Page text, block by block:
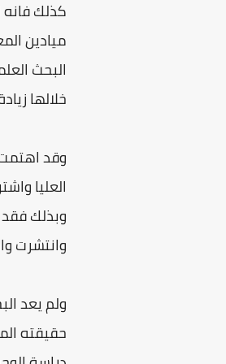
كذلك فانه
ميادين
البحث
خلالها
وقد
العليا
وبذلك
وانتشرت
ولم يعد
حقيقته